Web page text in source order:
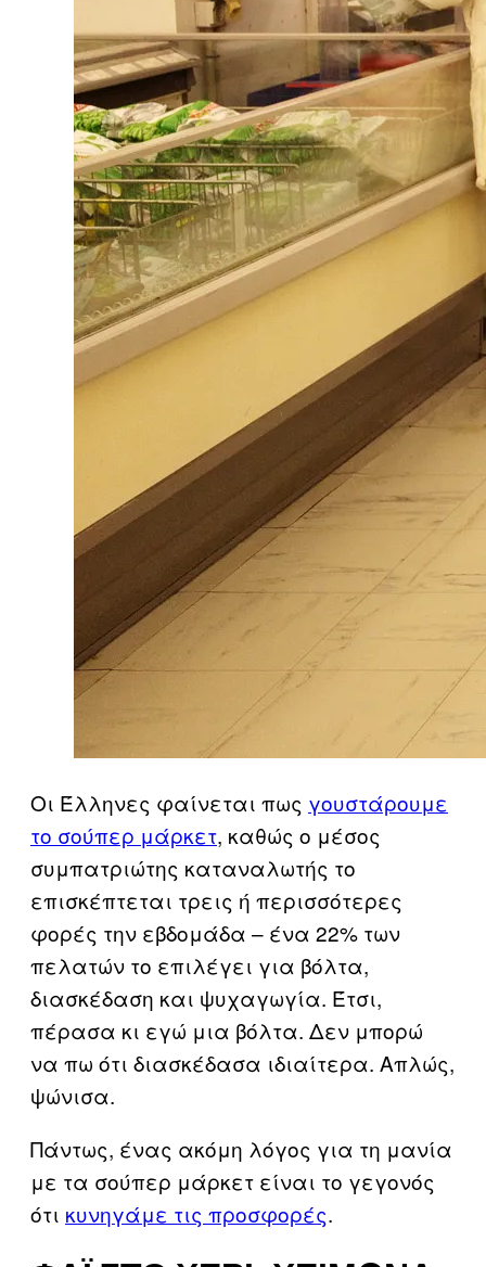
Οι Έλληνες φαίνεται πως γουστάρουμε
το σούπερ μάρκετ, καθώς ο μέσος
συμπατριώτης καταναλωτής το
επισκέπτεται τρεις ή περισσότερες
φορές την εβδομάδα – ένα 22% των
πελατών το επιλέγει για βόλτα,
διασκέδαση και ψυχαγωγία. Έτσι,
πέρασα κι εγώ μια βόλτα. Δεν μπορώ
να πω ότι διασκέδασα ιδιαίτερα. Απλώς,
ψώνισα.
Πάντως, ένας ακόμη λόγος για τη μανία
με τα σούπερ μάρκετ είναι το γεγονός
ότι κυνηγάμε τις προσφορές.